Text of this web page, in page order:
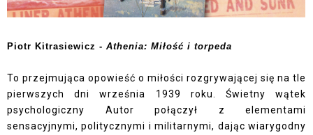
Piotr Kitrasiewicz - Athenia: Miłość i torpeda
To przejmująca opowieść o miłości rozgrywającej się na tle
pierwszych dni września 1939 roku. Świetny wątek
psychologiczny Autor połączył z elementami
sensacyjnymi, politycznymi i militarnymi, dając wiarygodny